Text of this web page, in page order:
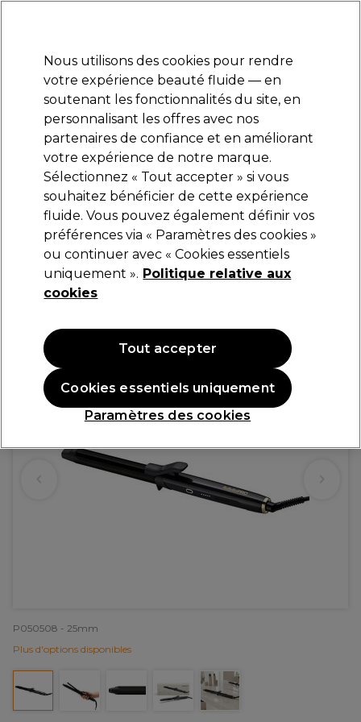
Se connecter
Marques Bons plans Coiffure Electro et Matériel
Livraison et délais
lire la suite
BaByliss PRO
BaByliss PRO Fer à boucler haute
performance 25 mm
80,99 €107,99 €
OFFRE
P050508 - 25mm
Plus d'options disponibles
Nous utilisons des cookies pour rendre
votre expérience beauté fluide — en
soutenant les fonctionnalités du site, en
personnalisant les offres avec nos
partenaires de confiance et en améliorant
votre expérience de notre marque.
Sélectionnez « Tout accepter » si vous
souhaitez bénéficier de cette expérience
fluide. Vous pouvez également définir vos
préférences via « Paramètres des cookies »
ou continuer avec « Cookies essentiels
uniquement ». Politique relative aux
cookies
Paramètres des cookies
Cookies essentiels uniquement
Tout accepter